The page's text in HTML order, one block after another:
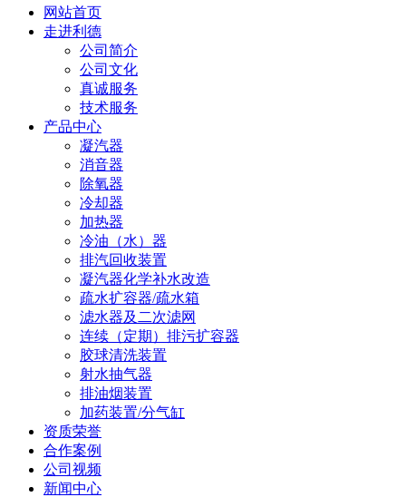
网站首页
走进利德
公司简介
公司文化
真诚服务
技术服务
产品中心
凝汽器
消音器
除氧器
冷却器
加热器
冷油（水）器
排汽回收装置
凝汽器化学补水改造
疏水扩容器/疏水箱
滤水器及二次滤网
连续（定期）排污扩容器
胶球清洗装置
射水抽气器
排油烟装置
加药装置/分气缸
资质荣誉
合作案例
公司视频
新闻中心